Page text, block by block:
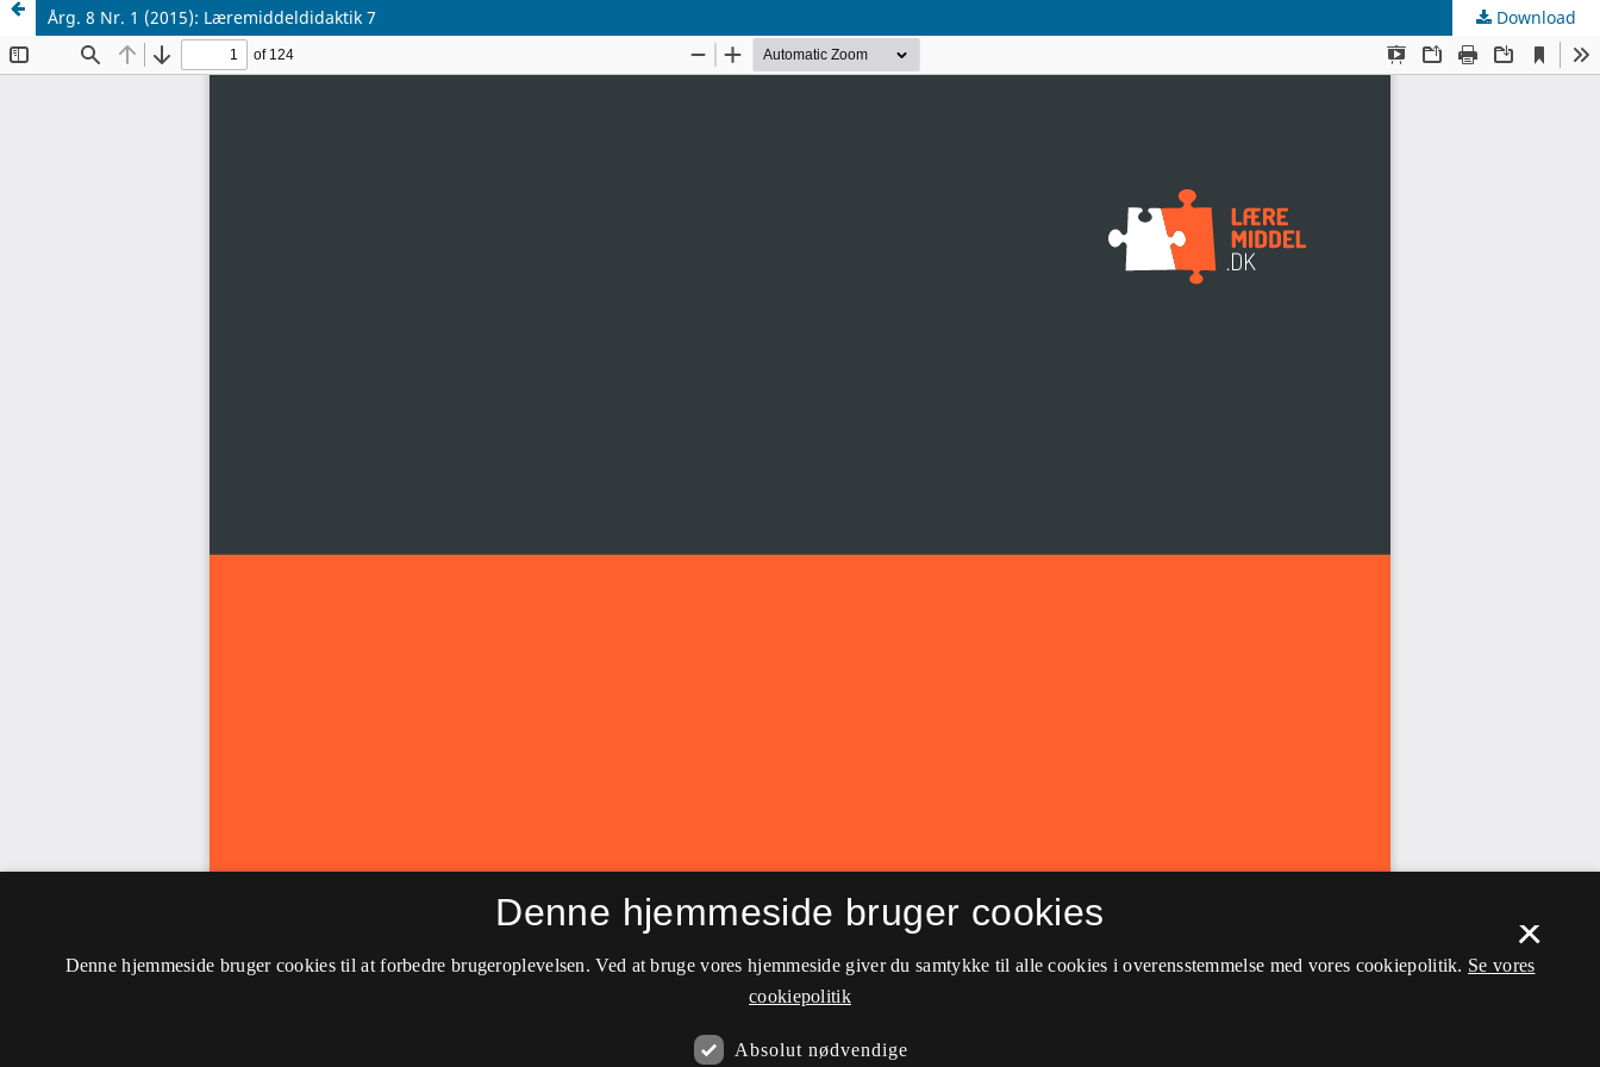
Årg. 8 Nr. 1 (2015): Læremiddeldidaktik 7 Download
×
Denne hjemmeside bruger cookies
Denne hjemmeside bruger cookies til at forbedre brugeroplevelsen. Ved at bruge vores hjemmeside giver du samtykke til alle cookies i overensstemmelse med vores cookiepolitik. Se vores
cookiepolitik
Absolut nødvendige